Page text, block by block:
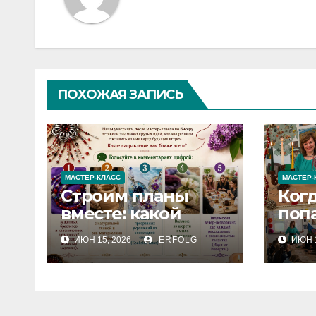
ПОХОЖАЯ ЗАПИСЬ
МАСТЕР-КЛАСС
Строим планы
вместе: какой
мастер-класс
выберете именно
вы?
ИЮН 15, 2026 ERFOLG
МАСТЕР-
ИЮН